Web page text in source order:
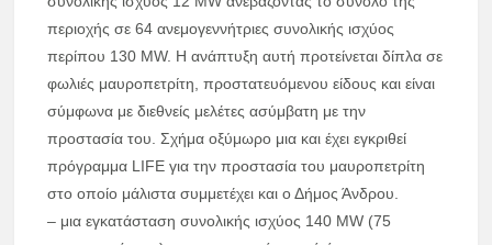
περιοχής σε 64 ανεμογεννήτριες συνολικής ισχύος
περίπου 130 MW. Η ανάπτυξη αυτή προτείνεται δίπλα σε
φωλιές μαυροπετρίτη, προστατευόμενου είδους και είναι
σύμφωνα με διεθνείς μελέτες ασύμβατη με την
προστασία του. Σχήμα οξύμωρο μια και έχει εγκριθεί
πρόγραμμα LIFE για την προστασία του μαυροπετρίτη
στο οποίο μάλιστα συμμετέχει και ο Δήμος Άνδρου.
– μια εγκατάσταση συνολικής ισχύος 140 MW (75